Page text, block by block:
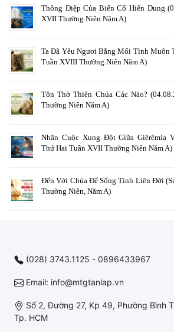
Thông Điệp Của Biến Cố Hiển Dung
XVII Thường Niên Năm A)
Ta Đã Yêu Ngươi Bằng Mối Tình Muôn
Tuần XVIII Thường Niên Năm A)
Tôn Thờ Thiên Chúa Các Nào?
Thường Niên Năm A)
Nhân Cuộc Xung Đột Giữa Giêrêmia
Thứ Hai Tuần XVII Thường Niên Năm A)
Đến Với Chúa Để Sống Tình Liên Đới
Thường Niên, Năm A)
(028) 3743.1125 - 0896433967
Email: info@mtgtanlap.vn
Số 2, Đường 27, Kp 49, Phường Bình
Tp. HCM